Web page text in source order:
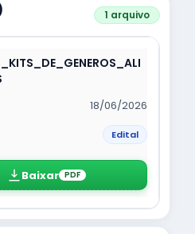
1 arquivo
18/06/2026
Edital
Baixar PDF